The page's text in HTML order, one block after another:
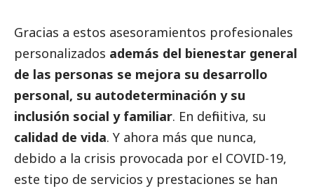
Gracias a estos asesoramientos profesionales
personalizados además del bienestar general
de las personas se mejora su desarrollo
personal, su autodeterminación y su
inclusión social y familiar. En definitiva, su
calidad de vida. Y ahora más que nunca,
debido a la crisis provocada por el COVID-19,
este tipo de servicios y prestaciones se han